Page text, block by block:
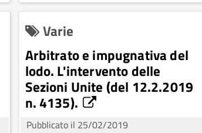
Varie
Arbitrato e impugnativa del
lodo. L'intervento delle
Sezioni Unite (del 12.2.2019
n. 4135).
Pubblicato il 25/02/2019